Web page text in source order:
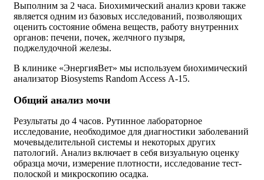
Выполним за 2 часа. Биохимический анализ крови также
является одним из базовых исследований, позволяющих
оценить состояние обмена веществ, работу внутренних
органов: печени, почек, желчного пузыря,
поджелудочной железы.
В клинике «ЭнергияВет» мы используем биохимический
анализатор Biosystems Random Access А-15.
Общий анализ мочи
Результаты до 4 часов. Рутинное лабораторное
исследование, необходимое для диагностики заболеваний
мочевыделительной системы и некоторых других
патологий. Анализ включает в себя визуальную оценку
образца мочи, измерение плотности, исследование тест-
полоской и микроскопию осадка.